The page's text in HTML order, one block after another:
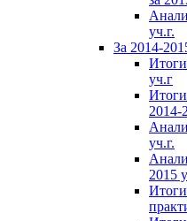
уч.г.
За 2014-
уч.г
2014-
уч.г.
2015